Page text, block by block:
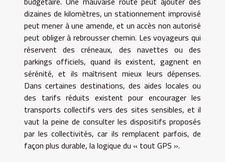
dizaines de kilomètres, un stationnement improvisé
peut mener à une amende, et un accès non autorisé
peut obliger à rebrousser chemin. Les voyageurs qui
réservent des créneaux, des navettes ou des
parkings officiels, quand ils existent, gagnent en
sérénité, et ils maîtrisent mieux leurs dépenses.
Dans certaines destinations, des aides locales ou
des tarifs réduits existent pour encourager les
transports collectifs vers des sites sensibles, et il
vaut la peine de consulter les dispositifs proposés
par les collectivités, car ils remplacent parfois, de
façon plus durable, la logique du « tout GPS ».